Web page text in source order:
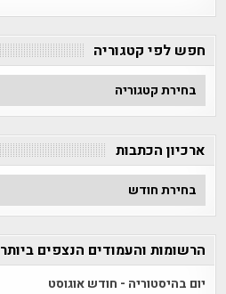
חפש לפי קטגוריה
חפש
לפי
קטגוריה
ארכיון הכתבות
ארכיון
הכתבות
הרשומות והעמודים הנצפים ביותר
יום בהיסטוריה - חודש אוגוסט